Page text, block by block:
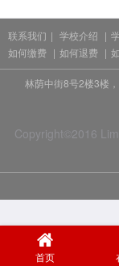
首页
联系我们 | 学校介绍 |
如何缴费 | 如何退费 |
林荫中街8号2楼3楼
Copyright©2016